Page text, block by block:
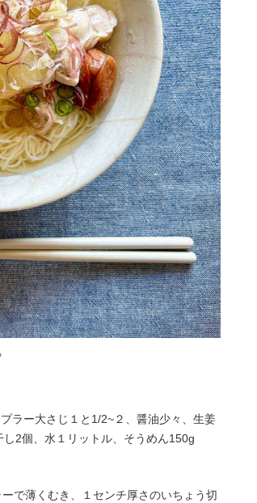
ラー大さじ１と1/2~２、醤油少々、生姜
2個、水１リットル、そうめん150g
で薄くむき、１センチ厚さのいちょう切